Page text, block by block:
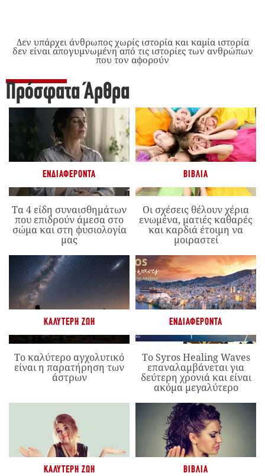
Δεν υπάρχει άνθρωπος χωρίς ιστορία και καμία ιστορία
δεν είναι απογυμνωμένη από τις ιστορίες των ανθρώπων
που τον αφορούν
Πρόσφατα Άρθρα
ΕΝΔΙΑΦΈΡΟΝΤΑ
Τα 4 είδη συναισθημάτων
που επιδρούν άμεσα στο
σώμα και στη φυσιολογία
μας
ΒΙΒΛΊΑ
Οι σχέσεις θέλουν χέρια
ενωμένα, ματιές καθαρές
και καρδιά έτοιμη να
μοιραστεί
ΚΑΛΎΤΕΡΗ ΖΩΉ
Το καλύτερο αγχολυτικό
είναι η παρατήρηση των
άστρων
ΕΝΔΙΑΦΈΡΟΝΤΑ
Το Syros Healing Waves
επαναλαμβάνεται για
δεύτερη χρονιά και είναι
ακόμα μεγαλύτερο
ΚΑΛΎΤΕΡΗ ΖΩΉ ΒΙΒΛΊΑ